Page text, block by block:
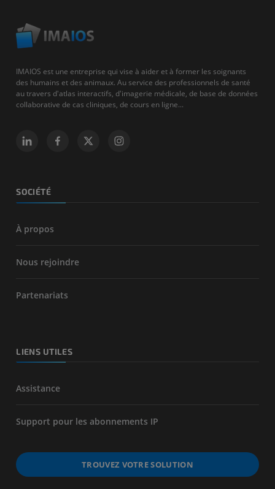
IMAIOS est une entreprise qui vise à aider et à former les soignants
des humains et des animaux. Au service des professionnels de santé
au travers d'atlas interactifs, d'imagerie médicale, de base de données
collaborative de cas cliniques, de cours en ligne...
SOCIÉTÉ
À propos
Nous rejoindre
Partenariats
LIENS UTILES
Assistance
Support pour les abonnements IP
TROUVEZ VOTRE SOLUTION